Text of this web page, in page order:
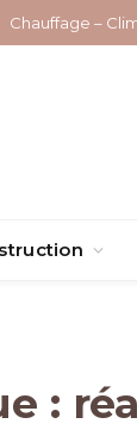
Chauffage –
: